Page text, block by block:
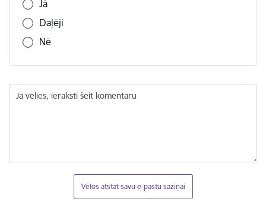
Jā
Daļēji
Nē
Ja vēlies, ieraksti šeit komentāru
Vēlos atstāt savu e-pastu saziņai